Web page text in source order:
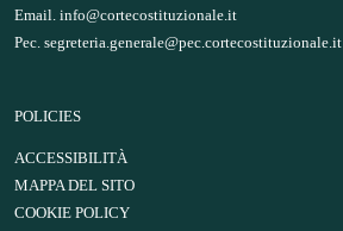
Email. info@cortecostituzionale.it
Pec. segreteria.generale@pec.cortecostituzionale.it
POLICIES
ACCESSIBILITÀ
MAPPA DEL SITO
COOKIE POLICY